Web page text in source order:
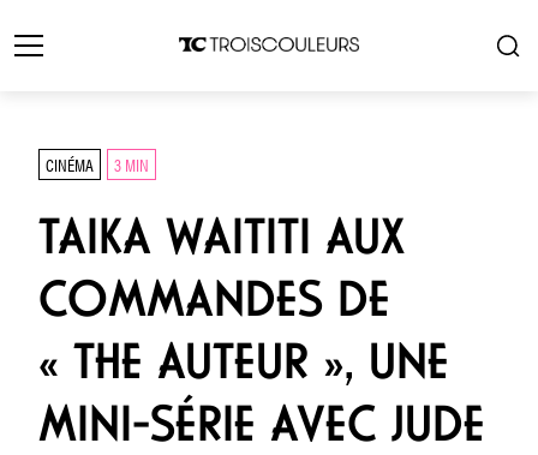
CINÉMA 3 MIN
TAIKA WAITITI AUX
COMMANDES DE
« THE AUTEUR », UNE
MINI-SÉRIE AVEC JUDE